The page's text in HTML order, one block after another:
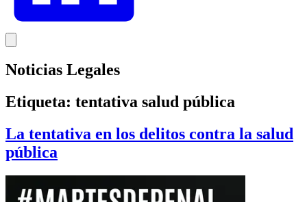
Noticias Legales
Etiqueta: tentativa salud pública
La tentativa en los delitos contra la salud
pública